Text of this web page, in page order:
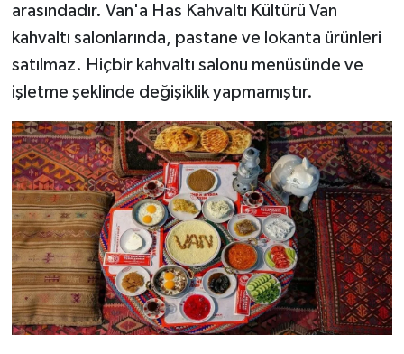
arasındadır. Van'a Has Kahvaltı Kültürü Van
kahvaltı salonlarında, pastane ve lokanta ürünleri
satılmaz. Hiçbir kahvaltı salonu menüsünde ve
işletme şeklinde değişiklik yapmamıştır.